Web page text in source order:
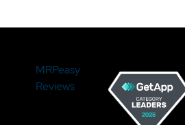
MRPeasy
Reviews